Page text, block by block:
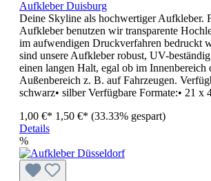
Aufkleber Duisburg
Deine Skyline als hochwertiger Aufkleber.
Aufkleber benutzen wir transparente
im aufwendigen Druckverfahren bedruckt
sind unsere Aufkleber robust, UV-
einen langen Halt, egal ob im Innenbereich
Außenbereich z. B. auf Fahrzeugen.
schwarz• silber Verfügbare Formate:• 21 x
1,00 €* 1,50 €* (33.33% gespart)
Details
%